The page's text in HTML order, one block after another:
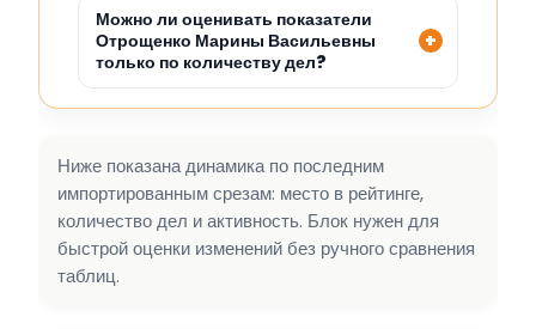
Можно ли оценивать показатели
Отрощенко Марины Васильевны
только по количеству дел?
Ниже показана динамика по последним
импортированным срезам: место в рейтинге,
количество дел и активность. Блок нужен для
быстрой оценки изменений без ручного сравнения
таблиц.